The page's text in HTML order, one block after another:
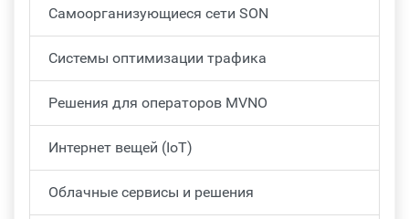
Самоорганизующиеся сети SON
Системы оптимизации трафика
Решения для операторов MVNO
Интернет вещей (IoT)
Облачные сервисы и решения